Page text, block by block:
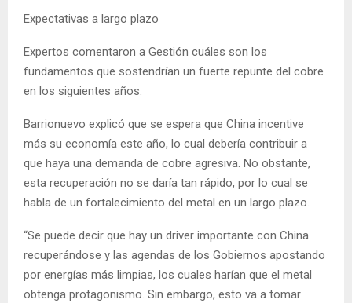
Expectativas a largo plazo
Expertos comentaron a Gestión cuáles son los
fundamentos que sostendrían un fuerte repunte del cobre
en los siguientes años.
Barrionuevo explicó que se espera que China incentive
más su economía este año, lo cual debería contribuir a
que haya una demanda de cobre agresiva. No obstante,
esta recuperación no se daría tan rápido, por lo cual se
habla de un fortalecimiento del metal en un largo plazo.
“Se puede decir que hay un driver importante con China
recuperándose y las agendas de los Gobiernos apostando
por energías más limpias, los cuales harían que el metal
obtenga protagonismo. Sin embargo, esto va a tomar